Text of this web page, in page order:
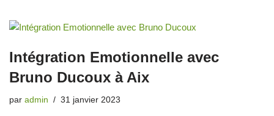
Intégration Emotionnelle avec
Bruno Ducoux à Aix
par admin 31 janvier 2023